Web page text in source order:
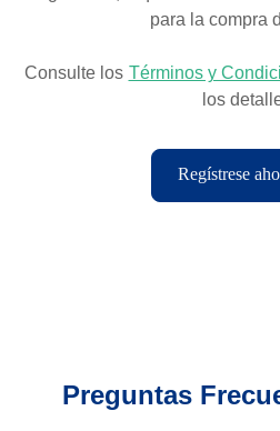
para la compra
Consulte los Términos y
los
Regístrese
Preguntas